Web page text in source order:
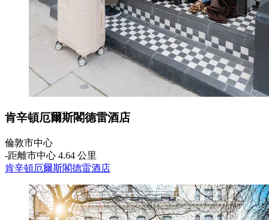
肯辛頓厄爾斯閣德雷酒店
倫敦市中心
‐距離市中心 4.64 公里
肯辛頓厄爾斯閣德雷酒店